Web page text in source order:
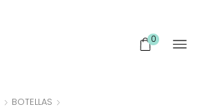
0
BOTELLAS